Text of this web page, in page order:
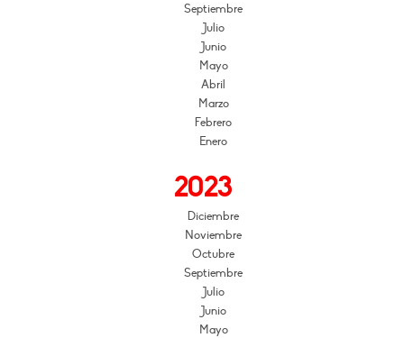
Septiembre
Julio
Junio
Mayo
Abril
Marzo
Febrero
Enero
2023
Diciembre
Noviembre
Octubre
Septiembre
Julio
Junio
Mayo